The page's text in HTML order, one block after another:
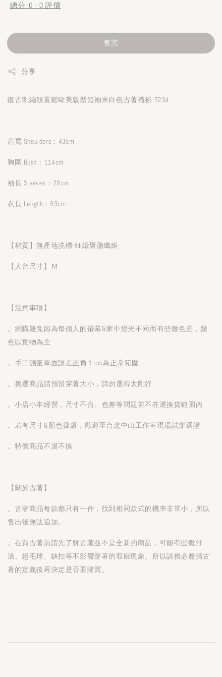
總分: 0 - 0 評價
售完
分享
復古刺繡領寬鬆歐美版型短袖米白色古著襯衫-T234
肩寬 Shoulders：43cm
胸圍 Bust：114cm
袖長 Sleeves：28cm
衣長 Length：69cm
【材質】無產地洗標-細緻聚脂纖維
【人台尺寸】Ｍ
【注意事項】
。網購難免因為每個人的螢幕&家中燈光不同而有些微色差，顏
色以實物為主
。手工測量單面誤差正負１cm為正常範圍
。挑選商品請預留穿著大小，請勿選得太剛好
。小店小本經營，尺寸不合、色差等問題並不在退換貨範圍內
。若有尺寸&顏色疑慮，歡迎至台北中山工作室現場試穿選購
。特價商品不退不換
【關於古著】
。古著商品每款都只有一件，找到相同款式的機率非常小，所以
售出後無法追加。
。在買古著前請先了解古著並不是全新的商品，可能有些微汙
漬、起毛球、缺扣等不影響穿著的瑕疵現象。所以請務必釐清古
著的定義後再決定是否要購買。